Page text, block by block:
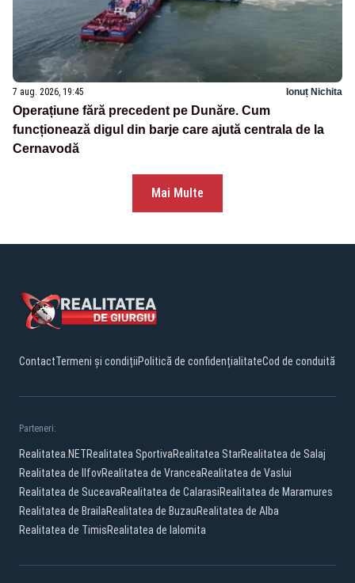
7 aug. 2026, 19:45 Ionuț Nichita
Operațiune fără precedent pe Dunăre. Cum
funcționează digul din barje care ajută centrala de la
Cernavodă
Mai Multe
ContactTermeni și condițiiPolitică de confidențialitateCod de conduită
Parteneri:
Realitatea.NETRealitatea SportivaRealitatea StarRealitatea de Salaj
Realitatea de IlfovRealitatea de VranceaRealitatea de Vaslui
Realitatea de SuceavaRealitatea de CalarasiRealitatea de Maramures
Realitatea de BrailaRealitatea de BuzauRealitatea de Alba
Realitatea de TimisRealitatea de Ialomita